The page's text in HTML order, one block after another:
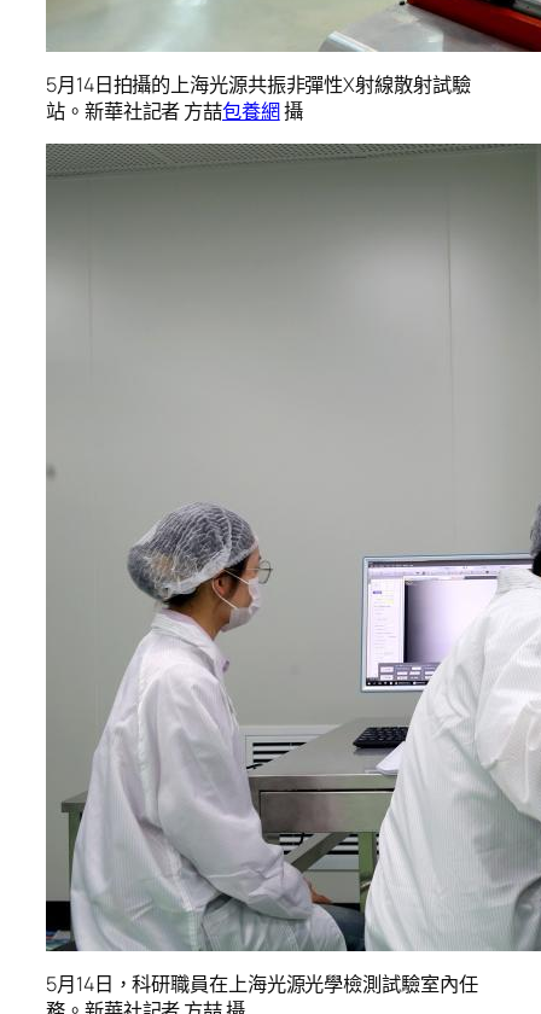
5月14日拍攝的上海光源共振非彈性X射線散射試驗
站。新華社記者 方喆包養網攝
5月14日，科研職員在上海光源光學檢測試驗室內任